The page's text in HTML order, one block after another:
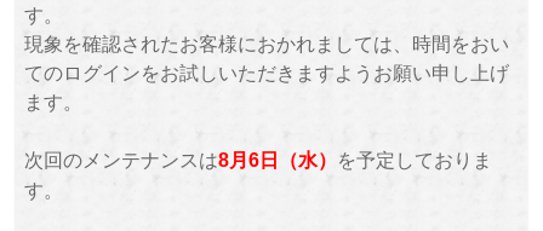
す。
現象を確認されたお客様におかれましては、時間をおい
てのログインをお試しいただきますようお願い申し上げ
ます。
次回のメンテナンスは8月6日（水）
を予定しておりま
す。